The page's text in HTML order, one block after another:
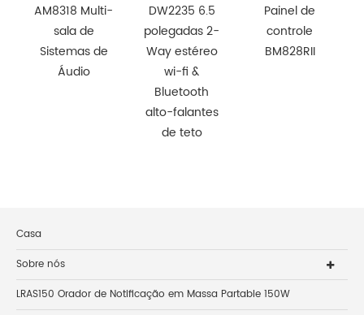
AM8318 Multi-
sala de
Sistemas de
Áudio
DW2235 6.5
polegadas 2-
Way estéreo
wi-fi &
Bluetooth
alto-falantes
de teto
Painel de
controle
BM828RII
Casa
Sobre nós
LRAS150 Orador de Notificação em Massa Partable 150W